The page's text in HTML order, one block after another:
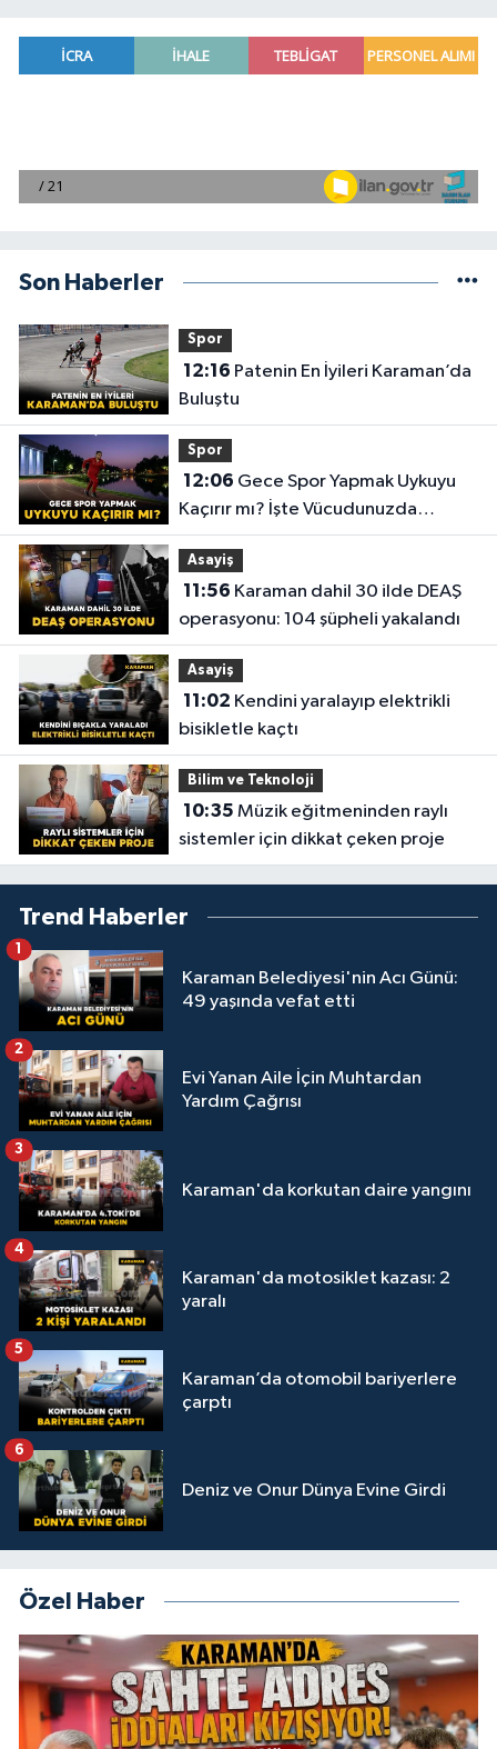
Son Haberler
Spor
12:16
Buluştu
Spor
12:06
Kaçırır mı? İşte Vücudunuzda
Yaşananlar!
Asayiş
11:56
operasyonu: 104 şüpheli yakalandı
Asayiş
11:02
bisikletle kaçtı
Bilim ve Teknoloji
10:35
sistemler için dikkat çeken proje
Trend Haberler
Karaman Belediyesi'nin Acı Günü:
49 yaşında vefat etti
1
Evi Yanan Aile İçin Muhtardan
Yardım Çağrısı
2
Karaman'da korkutan daire yangını
3
Karaman'da motosiklet kazası: 2
yaralı
4
Karaman’da otomobil bariyerlere
çarptı
5
Deniz ve Onur Dünya Evine Girdi
6
Özel Haber